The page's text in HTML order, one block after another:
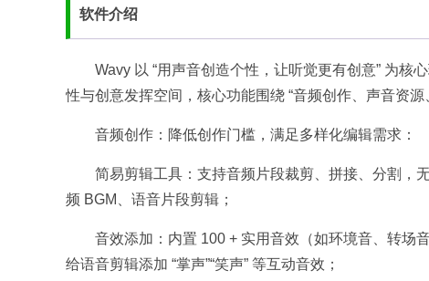
软件介绍​
Wavy 以 “用声音创造个性，让听觉更有创意” 为核
性与创意发挥空间，核心功能围绕 “音频创作、声音资
音频创作：降低创作门槛，满足多样化编辑需求：​
简易剪辑工具：支持音频片段裁剪、拼接、分割，
频 BGM、语音片段剪辑；​
音效添加：内置 100 + 实用音效（如环境音、转场
给语音剪辑添加 “掌声”“笑声” 等互动音效；​